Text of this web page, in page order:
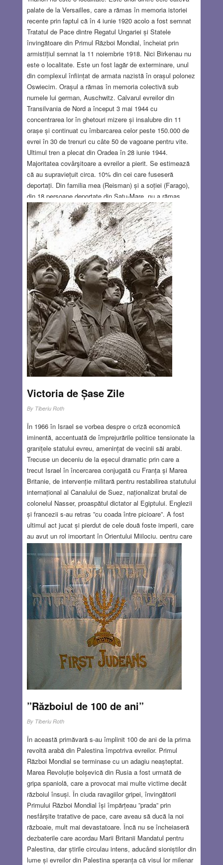
palate de la Versailles, care a rămas în memoria istoriei
recente prin faptul că în 4 iunie 1920 acolo a fost semnat
Tratatul de Pace dintre Regatul Ungariei și Statele
învingătoare din Primul Război Mondial, încheiat prin
armistițiul semnat la 11 noiembrie 1918. Nici Birkenau nu
este o localitate. Este un fost lagăr de exterminare, unul
din complexul înființat de armata nazistă în orașul polonez
Oswiecim. Orașul a rămas în memoria colectivă sub
numele lui german, Auschwitz. Calvarul evreilor din
Transilvania de Nord a început 3 mai 1944 cu
concentrarea lor în ghetouri mizere și insalubre din 11
orașe și continuat cu îmbarcarea celor peste 150.000 de
evrei în 30 de trenuri cu câte 50 de vagoane pentru vite.
Ultimul tren a plecat din Oradea în 28 iunie 1944.
Majoritatea covârşitoare a evreilor a pierit. Se estimează
că au supraviețuit circa. 10% din cei care fuseseră
deportați. Din familia mea (Reisman) și a soției (Farago),
din 18 persoane deportate din Satu-Mare, nu a rămas
nimeni în viață. Ultimul semn de viață pe care l-a primit
Mama, a fost o scrisoare de la unul din frații ei, Sanyi
(Sándor / Alexandru). Am găsit-o printre documentele
familiei și am păstrat-o. Următoarea scrisoare nu a mai
sosit. Mai mult nu știm… După cum nici ei nu știuseră cu
o lună sau două în urmă că îi așteaptă sfârșitul. Dar
cunoaștem împrejurările care au făcut posibil acest oribil
genocid. Și noi. ultima generație a martorilor, avem datoria
să repetăm până la obstinație, ca măcar să încercăm
împreună a înțelege cum s-a putut prăbuși umanitatea într-
o asemenea prăpastie morală.
Read more…
JUN 25, 2020 16 COMMENTS
Victoria de Șase Zile
By Tiberiu Roth
În 1966 în Israel se vorbea despre o criză economică
iminentă, accentuată de împrejurările politice tensionate la
granițele statului evreu, amenințat de vecinii săi arabi.
Trecuse un deceniu de la eșecul dramatic prin care a
trecut Israel în încercarea conjugată cu Franța și Marea
Britanie, de intervenție militară pentru restabilirea statutului
internațional al Canalului de Suez, naționalizat brutal de
colonelul Nasser, proaspătul dictator al Egiptului. Englezii
și francezii s-au retras ”cu coada între picioare”. A fost
ultimul act jucat și pierdut de cele două foste imperii, care
au avut un rol important în Orientului Mijlociu, pentru care
s-au bătut cu înverșunare. Israel a tras numai ponoase din
scenariile politice publice și secrete ale Franței și Marii
Britanii în această parte a lumii. Scopul intervenției
armatei israeliene în Sinai (operațiunea Kadesh) era clar și
justificat: înlăturarea blocadei instituite de Nasser asupra
strâmtorii Tiran, care împiedica accesul navelor israeliene
spre portul Eilat. Armata israeliană a fost retrasă din Sinai
la presiunea Statelor Unite, fiind înlocuită de efective ale
Națiunilor Unite. Dar reușita militară a micului stat Israel l-
a umilit pe Nasser, care aștepta prilejul pentru revanșă.
Prilejul avea să apară peste un deceniu, dar rezultatul nu a
fost cel pe care îl aștepta.
Read more…
JUN 11, 2020 11 COMMENTS
”Războiul de 100 de ani”
By Tiberiu Roth
În această primăvară s-au împlinit 100 de ani de la prima
revoltă arabă din Palestina împotriva evreilor. Primul
Război Mondial se terminase cu un adagiu neașteptat.
Marea Revoluție bolșevică din Rusia a fost urmată de
gripa spaniolă, care a provocat mai multe victime decât
războiul însuși. În ciuda ravagiilor gripei, învingătorii
Primului Război Mondial își împărțeau ”prada” prin
nesfârșite tratative de pace, care aveau să ducă la noi
războaie, mult mai devastatoare. Încă nu se încheiaseră
dezbaterile care acordau Marii Britanii Mandatul pentru
Palestina, dar știrile circulau intens, aducând sioniștilor din
lume și evreilor din Palestina speranța că visul lor milenar